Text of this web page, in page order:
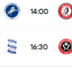
14:00
16:30